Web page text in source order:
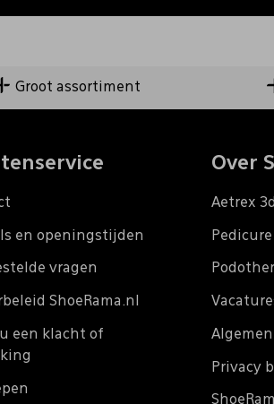
Groot assortiment
en openingstijden
vragen
ShoeRama.nl
een klacht of
Over
Aetrex
Pedicure
Privacy